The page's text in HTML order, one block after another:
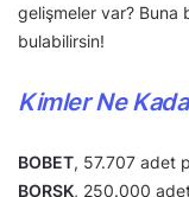
gelişmeler var? Buna
bulabilirsin!
Kimler Ne
BOBET, 57.707 adet
BORSK, 250.000